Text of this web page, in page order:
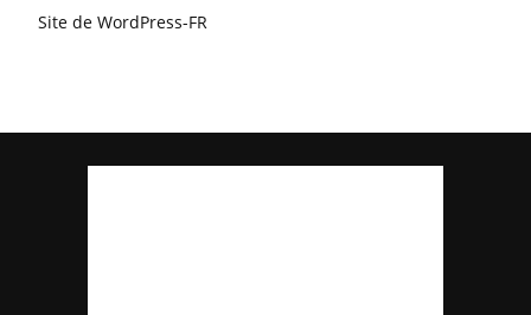
Site de WordPress-FR